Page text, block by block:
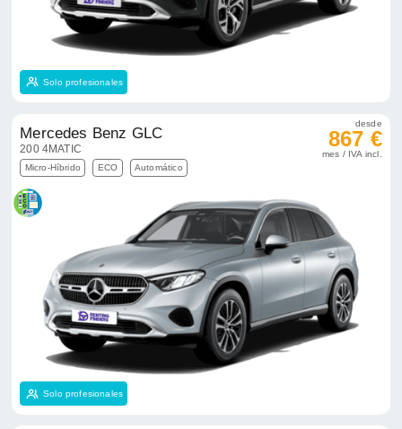
Solo profesionales
Mercedes Benz GLC
200 4MATIC
Micro-Híbrido ECO Automático
desde
867 €
mes / IVA incl.
Solo profesionales